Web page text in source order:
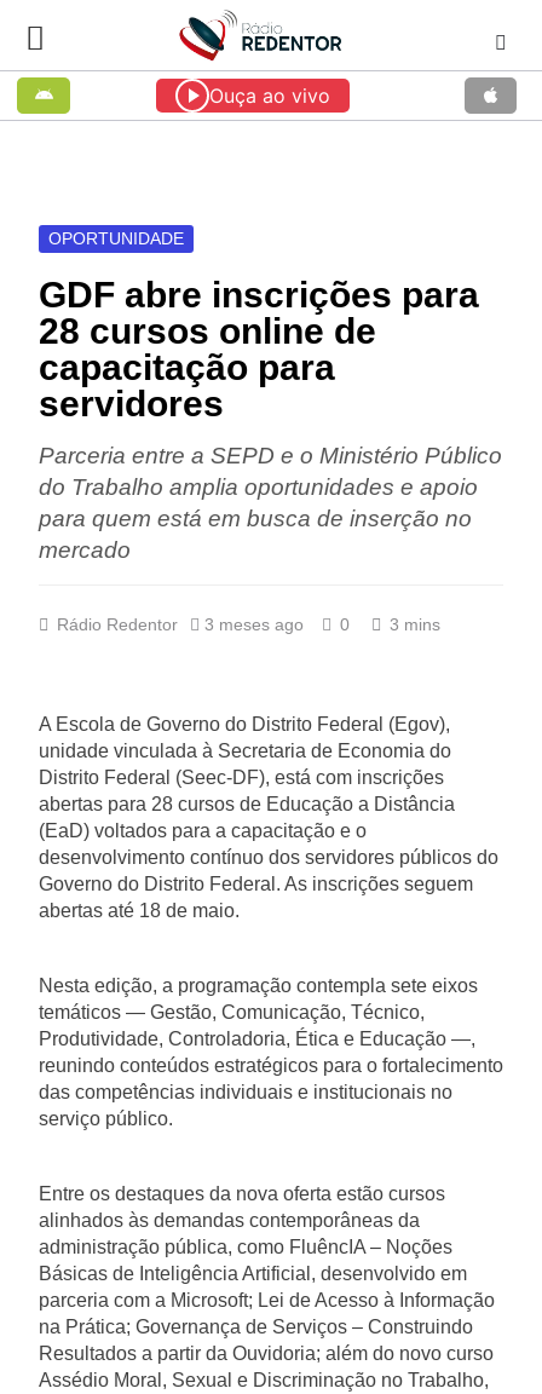
Ouça ao vivo
OPORTUNIDADE
GDF abre inscrições para
28 cursos online de
capacitação para
servidores
Parceria entre a SEPD e o Ministério Público
do Trabalho amplia oportunidades e apoio
para quem está em busca de inserção no
mercado
Rádio Redentor 3 meses ago 0 3 mins
A Escola de Governo do Distrito Federal (Egov),
unidade vinculada à Secretaria de Economia do
Distrito Federal (Seec-DF), está com inscrições
abertas para 28 cursos de Educação a Distância
(EaD) voltados para a capacitação e o
desenvolvimento contínuo dos servidores públicos do
Governo do Distrito Federal. As inscrições seguem
abertas até 18 de maio.
Nesta edição, a programação contempla sete eixos
temáticos — Gestão, Comunicação, Técnico,
Produtividade, Controladoria, Ética e Educação —,
reunindo conteúdos estratégicos para o fortalecimento
das competências individuais e institucionais no
serviço público.
Entre os destaques da nova oferta estão cursos
alinhados às demandas contemporâneas da
administração pública, como FluêncIA – Noções
Básicas de Inteligência Artificial, desenvolvido em
parceria com a Microsoft; Lei de Acesso à Informação
na Prática; Governança de Serviços – Construindo
Resultados a partir da Ouvidoria; além do novo curso
Assédio Moral, Sexual e Discriminação no Trabalho,